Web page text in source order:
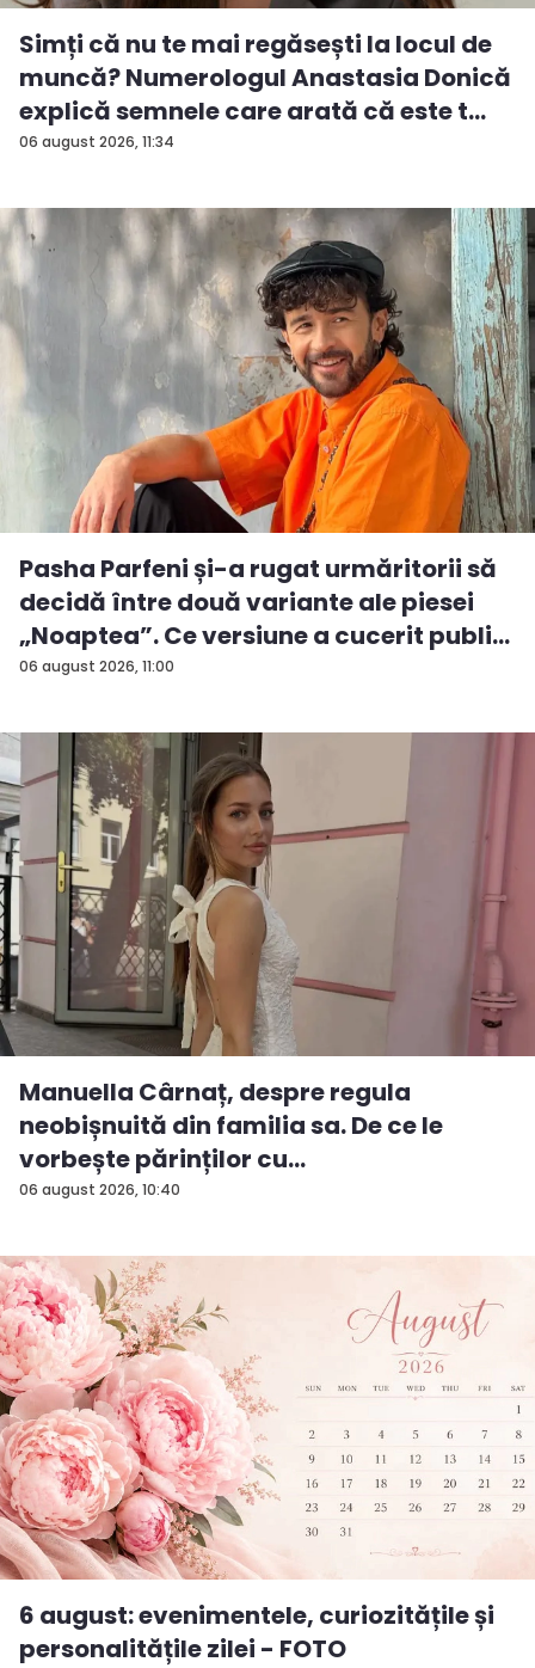
06 august 2026, 11:34
Simți că nu te mai regăsești la locul de
muncă? Numerologul Anastasia Donică
explică semnele care arată că este t...
06 august 2026, 11:00
Pasha Parfeni și-a rugat urmăritorii să
decidă între două variante ale piesei
„Noaptea”. Ce versiune a cucerit publi...
06 august 2026, 10:40
Manuella Cârnaț, despre regula
neobișnuită din familia sa. De ce le
vorbește părinților cu
„dumneavoastră...
6 august: evenimentele, curiozitățile și
personalitățile zilei - FOTO